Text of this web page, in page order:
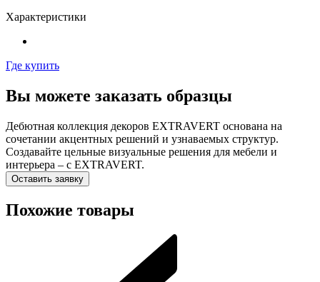
Характеристики
Где купить
Вы можете заказать образцы
Дебютная коллекция декоров EXTRAVERT основана на
сочетании акцентных решений и узнаваемых структур.
Создавайте цельные визуальные решения для мебели и
интерьера – с EXTRAVERT.
Оставить заявку
Похожие товары